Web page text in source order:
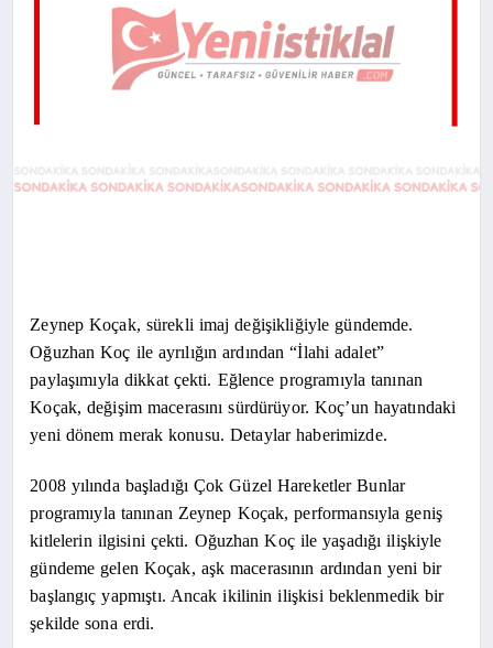
Zeynep Koçak, sürekli imaj değişikliğiyle gündemde.
Oğuzhan Koç ile ayrılığın ardından “İlahi adalet”
paylaşımıyla dikkat çekti. Eğlence programıyla tanınan
Koçak, değişim macerasını sürdürüyor. Koç’un hayatındaki
yeni dönem merak konusu. Detaylar haberimizde.
2008 yılında başladığı Çok Güzel Hareketler Bunlar
programıyla tanınan Zeynep Koçak, performansıyla geniş
kitlelerin ilgisini çekti. Oğuzhan Koç ile yaşadığı ilişkiyle
gündeme gelen Koçak, aşk macerasının ardından yeni bir
başlangıç yapmıştı. Ancak ikilinin ilişkisi beklenmedik bir
şekilde sona erdi.